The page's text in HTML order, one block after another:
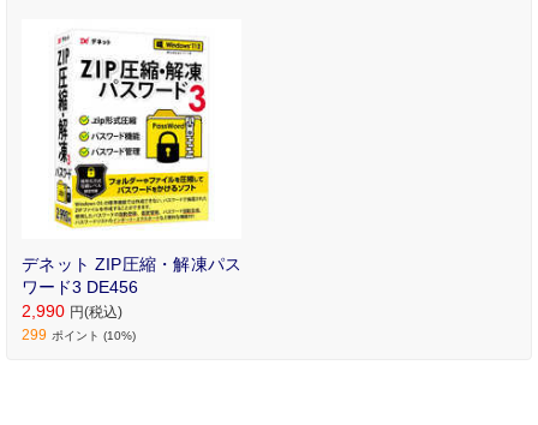
ード3」で、パスワード
付ZIPファイルをかんた
ん作成！
デネット ZIP圧縮・解凍パス
ワード3 DE456
2,990 円(税込)
299 ポイント (10%)